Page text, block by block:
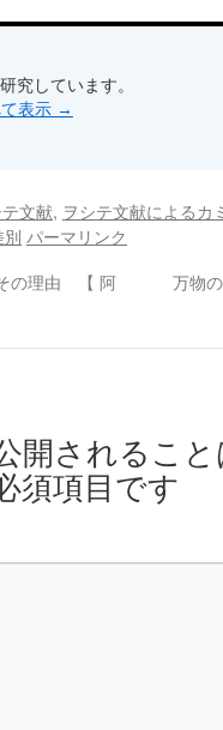
究しています。
表示 →
テ文献, ヲシテ文献によるカ
別 パーマリンク
の理由 【 阿
万物
開されるこ
須項目です